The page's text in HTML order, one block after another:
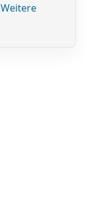
Weitere